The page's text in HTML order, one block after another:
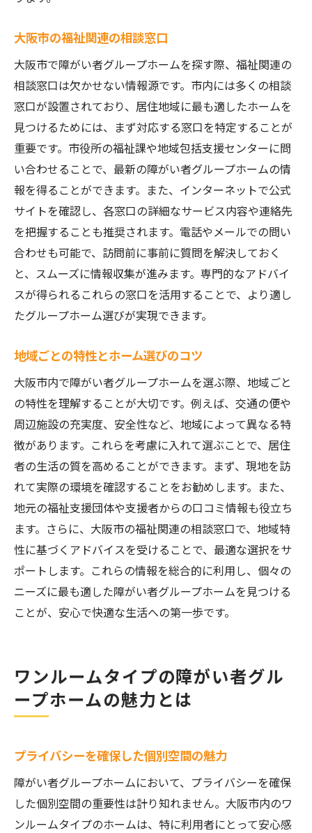
大阪市の福祉関連の相談窓口
大阪市で障がい者グループホームを探す際、福祉関連の
相談窓口は欠かせない情報源です。市内には多くの相談
窓口が設置されており、居住地域に最も適したホームを
見つけるためには、まず対応する窓口を特定することが
重要です。市役所の福祉課や地域包括支援センターに問
い合わせることで、最新の障がい者グループホームの情
報を得ることができます。また、インターネットで公式
サイトを確認し、各窓口の詳細なサービス内容や連絡先
を把握することも推奨されます。電話やメールでの問い
合わせも可能で、訪問前に事前に質問を解決しておく
と、スムーズに情報収集が進みます。専門的なアドバイ
スが得られるこれらの窓口を活用することで、より適し
たグループホーム選びが実現できます。
地域ごとの特性とホーム選びのコツ
大阪市内で障がい者グループホームを選ぶ際、地域ごと
の特性を理解することが大切です。例えば、交通の便や
周辺施設の充実度、安全性など、地域によって異なる特
徴があります。これらを考慮に入れて選ぶことで、居住
者の生活の質を高めることができます。まず、現地を訪
れて実際の環境を確認することをお勧めします。また、
地元の福祉支援団体や支援者からの口コミ情報も役立ち
ます。さらに、大阪市の福祉関連の相談窓口で、地域特
性に基づくアドバイスを受けることで、最適な選択をサ
ポートします。これらの情報を総合的に利用し、個々の
ニーズに最も適した障がい者グループホームを見つける
ことが、安心で快適な生活への第一歩です。
ワンルームタイプの障がい者グル
ープホームの魅力とは
プライバシーを確保した個別空間の魅力
障がい者グループホームにおいて、プライバシーを確保
した個別空間の重要性は計り知れません。大阪市内のワ
ンルームタイプのホームは、特に利用者にとって安心感